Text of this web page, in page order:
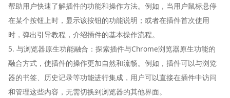
帮助用户快速了解插件的功能和操作方法。例如，当用户鼠标悬停
在某个按钮上时，显示该按钮的功能说明；或者在插件首次使用
时，弹出引导教程，介绍插件的基本操作流程。
5. 与浏览器原生功能融合：探索插件与Chrome浏览器原生功能的
融合方式，使插件的操作更加自然和流畅。例如，插件可以与浏览
器的书签、历史记录等功能进行集成，用户可以直接在插件中访问
和管理这些内容，无需切换到浏览器的其他界面。